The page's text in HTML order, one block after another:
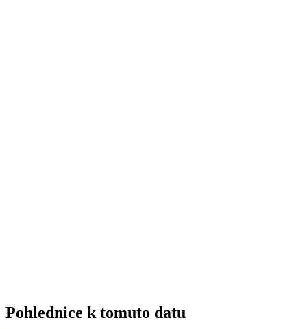
Pohlednice k tomuto datu